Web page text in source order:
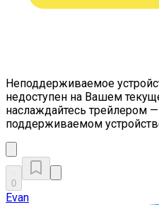
Неподдерживаемое
недоступен на Вашем
наслаждайтесь трейлером
поддерживаемом
0
Evan